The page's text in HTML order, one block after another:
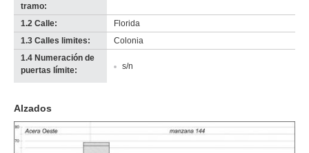
tramo:
1.2 Calle:
Florida
1.3 Calles limites:
Colonia
1.4 Numeración de
puertas límite:
s/n
Alzados